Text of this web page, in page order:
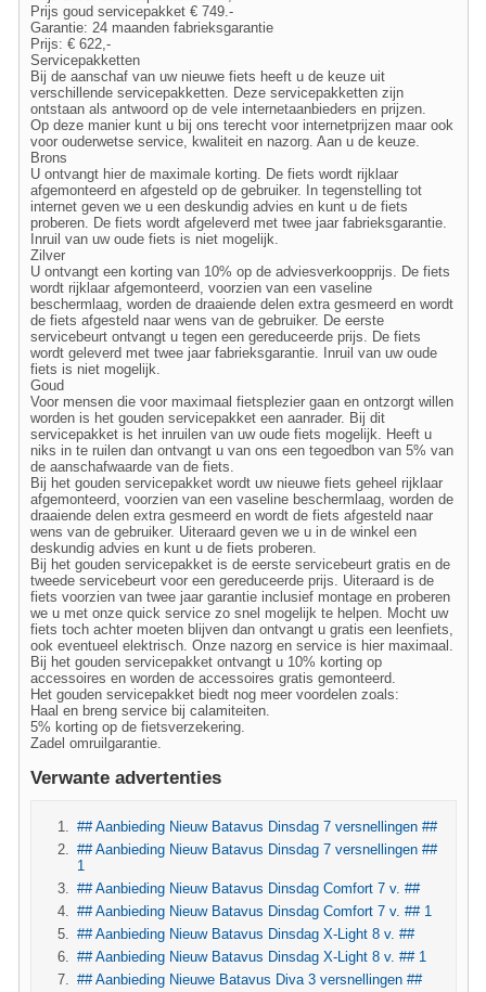
Prijs goud servicepakket € 749.-
Garantie: 24 maanden fabrieksgarantie
Prijs: € 622,-
Servicepakketten
Bij de aanschaf van uw nieuwe fiets heeft u de keuze uit
verschillende servicepakketten. Deze servicepakketten zijn
ontstaan als antwoord op de vele internetaanbieders en prijzen.
Op deze manier kunt u bij ons terecht voor internetprijzen maar ook
voor ouderwetse service, kwaliteit en nazorg. Aan u de keuze.
Brons
U ontvangt hier de maximale korting. De fiets wordt rijklaar
afgemonteerd en afgesteld op de gebruiker. In tegenstelling tot
internet geven we u een deskundig advies en kunt u de fiets
proberen. De fiets wordt afgeleverd met twee jaar fabrieksgarantie.
Inruil van uw oude fiets is niet mogelijk.
Zilver
U ontvangt een korting van 10% op de adviesverkoopprijs. De fiets
wordt rijklaar afgemonteerd, voorzien van een vaseline
beschermlaag, worden de draaiende delen extra gesmeerd en wordt
de fiets afgesteld naar wens van de gebruiker. De eerste
servicebeurt ontvangt u tegen een gereduceerde prijs. De fiets
wordt geleverd met twee jaar fabrieksgarantie. Inruil van uw oude
fiets is niet mogelijk.
Goud
Voor mensen die voor maximaal fietsplezier gaan en ontzorgt willen
worden is het gouden servicepakket een aanrader. Bij dit
servicepakket is het inruilen van uw oude fiets mogelijk. Heeft u
niks in te ruilen dan ontvangt u van ons een tegoedbon van 5% van
de aanschafwaarde van de fiets.
Bij het gouden servicepakket wordt uw nieuwe fiets geheel rijklaar
afgemonteerd, voorzien van een vaseline beschermlaag, worden de
draaiende delen extra gesmeerd en wordt de fiets afgesteld naar
wens van de gebruiker. Uiteraard geven we u in de winkel een
deskundig advies en kunt u de fiets proberen.
Bij het gouden servicepakket is de eerste servicebeurt gratis en de
tweede servicebeurt voor een gereduceerde prijs. Uiteraard is de
fiets voorzien van twee jaar garantie inclusief montage en proberen
we u met onze quick service zo snel mogelijk te helpen. Mocht uw
fiets toch achter moeten blijven dan ontvangt u gratis een leenfiets,
ook eventueel elektrisch. Onze nazorg en service is hier maximaal.
Bij het gouden servicepakket ontvangt u 10% korting op
accessoires en worden de accessoires gratis gemonteerd.
Het gouden servicepakket biedt nog meer voordelen zoals:
Haal en breng service bij calamiteiten.
5% korting op de fietsverzekering.
Zadel omruilgarantie.
Verwante advertenties
## Aanbieding Nieuw Batavus Dinsdag 7 versnellingen ##
## Aanbieding Nieuw Batavus Dinsdag 7 versnellingen ##
1
## Aanbieding Nieuw Batavus Dinsdag Comfort 7 v. ##
## Aanbieding Nieuw Batavus Dinsdag Comfort 7 v. ## 1
## Aanbieding Nieuw Batavus Dinsdag X-Light 8 v. ##
## Aanbieding Nieuw Batavus Dinsdag X-Light 8 v. ## 1
## Aanbieding Nieuwe Batavus Diva 3 versnellingen ##